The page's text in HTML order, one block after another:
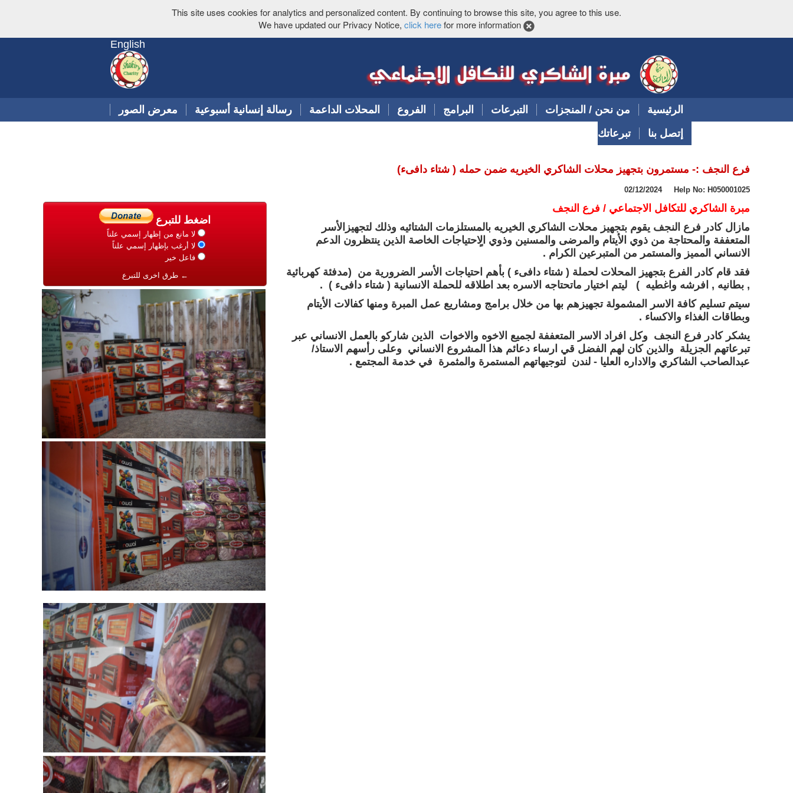
This site uses cookies for analytics and personalized content. By continuing to browse this site, you agree to this use.
We have updated our Privacy Notice, click herefor more information
English
الرئيسية من نحن / المنجزات التبرعات البرامج الفروع المحلات الداعمة رسالة إنسانية أسبوعية
معرض الصور
إتصل بنا
تبرعاتك
فرع النجف :- مستمرون بتجهيز محلات الشاكري الخيريه ضمن حمله ( شتاء دافىء)
02/12/2024 Help No: H050001025
اضغط للتبرع
لا مانع من إظهار إسمي علناً
لا أرغب بإظهار إسمي علناً
فاعل خير
← طرق اخرى للتبرع
مبرة الشاكري للتكافل الاجتماعي / فرع النجف
مازال كادر فرع النجف يقوم بتجهيز محلات الشاكري الخيريه بالمستلزمات الشتائيه وذلك لتجهيزالأسر
المتعففة والمحتاجة من ذوي الأيتام والمرضى والمسنين وذوي الٍاحتياجات الخاصة الذين ينتظرون الدعم
الانساني المميز والمستمر من المتبرعين الكرام .
فقد قام كادر الفرع بتجهيز المحلات لحملة ( شتاء دافىء ) بأهم احتياجات الأسر الضرورية من (مدفئة كهربائية
, بطانيه , افرشه واغطيه )
ليتم اختيار ماتحتاجه الاسرهبعد اطلاقه للحملة الانسانية ( شتاء دافىء ) .
سيتم تسليم كافة الاسر المشمولة تجهيزهم بها من خلال برامج ومشاريع عمل المبرة ومنها كفالات الأيتام
وبطاقات الغذاء والاكساء .
يشكر كادر فرع النجف وكل افراد الاسر المتعففة لجميع الاخوه والاخوات الذين شاركو بالعمل الانساني عبر
تبرعاتهم الجزيلة والذين كان لهم الفضل قي ارساء دعائم هذا المشروع الانساني وعلى رأسهم الاستاذ/
عبدالصاحب الشاكري والاداره العليا - لندن لتوجيهاتهم المستمرة والمثمرة في خدمة المجتمع .